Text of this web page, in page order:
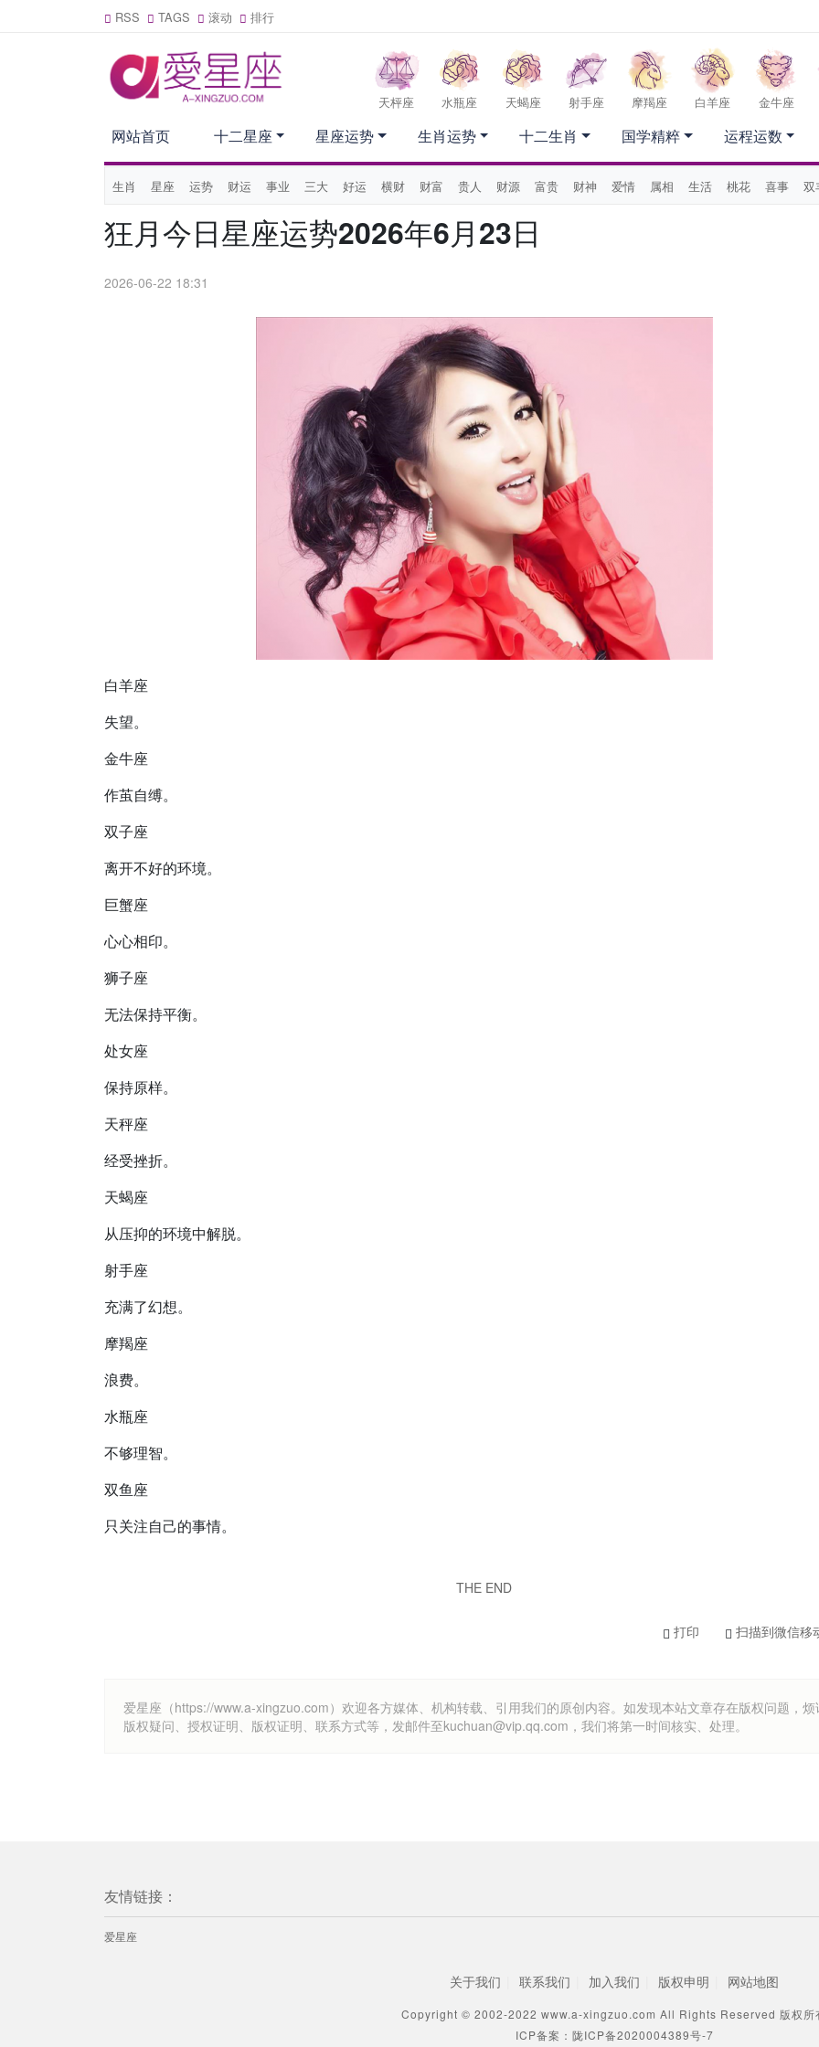
RSS TAGS 滚动 排行
天枰座 水瓶座 天蝎座 射手座 摩羯座 白羊座 金牛座
网站首页
生肖 星座 运势 财运 事业 三大 好运 横财 财富 贵人 财源 富贵 财神 爱情 属相 生活 桃花 喜事 双
十二星座 星座运势 生肖运势 十二生肖 国学精粹 运程运数
狂月今日星座运势2026年6月23日
2026-06-22 18:31
白羊座
失望。
金牛座
作茧自缚。
双子座
离开不好的环境。
巨蟹座
心心相印。
狮子座
无法保持平衡。
处女座
保持原样。
天秤座
经受挫折。
天蝎座
从压抑的环境中解脱。
射手座
充满了幻想。
摩羯座
浪费。
水瓶座
不够理智。
双鱼座
只关注自己的事情。
THE END
打印 扫描到微信移
爱星座（https://www.a-xingzuo.com）欢迎各方媒体、机构转载、引用我们的原创内容。如发现本站文章存在版权问题，烦
版权疑问、授权证明、版权证明、联系方式等，发邮件至kuchuan@vip.qq.com，我们将第一时间核实、处理。
友情链接：
爱星座
关于我们 联系我们 加入我们 版权申明 网站地图
Copyright © 2002-2022 www.a-xingzuo.com All Rights Reserved 版权所
ICP备案：陇ICP备2020004389号-7